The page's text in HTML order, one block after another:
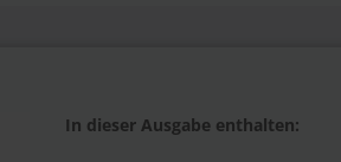
In dieser Ausgabe enthalten: